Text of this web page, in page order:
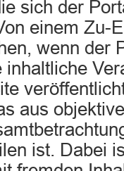
sich der
einem Zu-
wenn der
aus
ist. Dabei